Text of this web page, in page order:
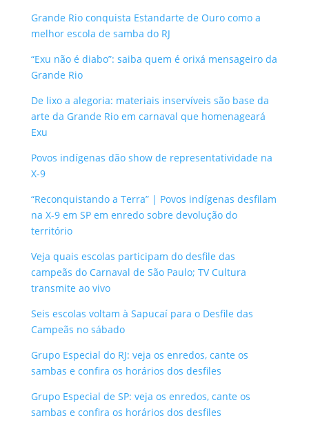
Grande Rio conquista Estandarte de Ouro como a
melhor escola de samba do RJ
“Exu não é diabo”: saiba quem é orixá mensageiro da
Grande Rio
De lixo a alegoria: materiais inservíveis são base da
arte da Grande Rio em carnaval que homenageará
Exu
Povos indígenas dão show de representatividade na
X-9
“Reconquistando a Terra” | Povos indígenas desfilam
na X-9 em SP em enredo sobre devolução do
território
Veja quais escolas participam do desfile das
campeãs do Carnaval de São Paulo; TV Cultura
transmite ao vivo
Seis escolas voltam à Sapucaí para o Desfile das
Campeãs no sábado
Grupo Especial do RJ: veja os enredos, cante os
sambas e confira os horários dos desfiles
Grupo Especial de SP: veja os enredos, cante os
sambas e confira os horários dos desfiles